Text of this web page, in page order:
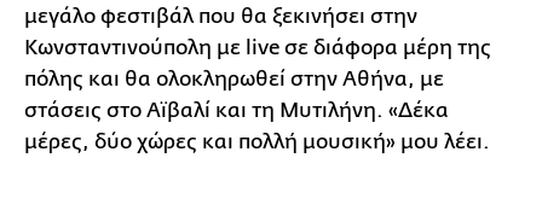
μεγάλο φεστιβάλ που θα ξεκινήσει στην
Κωνσταντινούπολη με live σε διάφορα μέρη της
πόλης και θα ολοκληρωθεί στην Αθήνα, με
στάσεις στο Αϊβαλί και τη Μυτιλήνη. «Δέκα
μέρες, δύο χώρες και πολλή μουσική» μου λέει.